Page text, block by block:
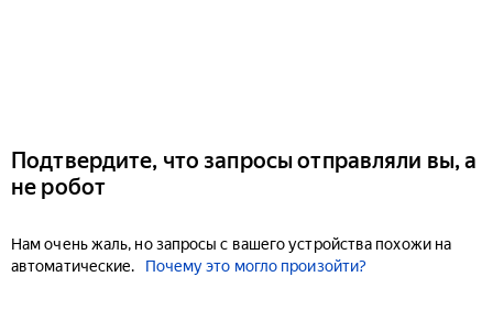
Подтвердите, что запросы отправляли вы, а
не робот
Нам очень жаль, но запросы с вашего устройства похожи на
автоматические.
Почему это могло произойти?